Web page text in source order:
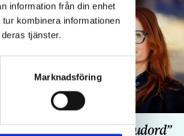
information från din enhet
kombinera informationen
tjänster.
Marknadsföring
”Journalistens tio budord”